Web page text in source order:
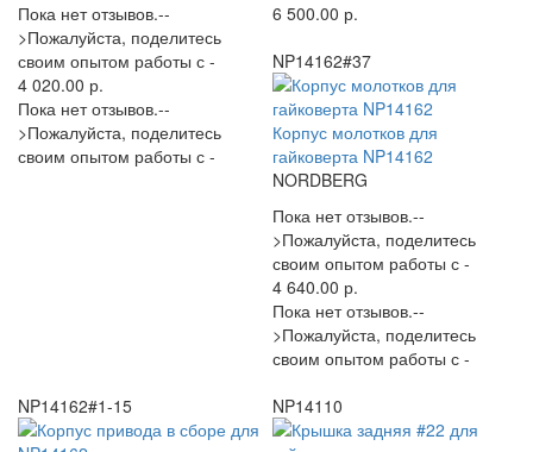
Пока нет отзывов.--
>Пожалуйста, поделитесь
своим опытом работы с -
4 020.00 р.
Пока нет отзывов.--
>Пожалуйста, поделитесь
своим опытом работы с -
6 500.00 р.
NP14162#37
Корпус молотков для
гайковерта NP14162
NORDBERG
Пока нет отзывов.--
>Пожалуйста, поделитесь
своим опытом работы с -
4 640.00 р.
Пока нет отзывов.--
>Пожалуйста, поделитесь
своим опытом работы с -
NP14162#1-15
NP14110